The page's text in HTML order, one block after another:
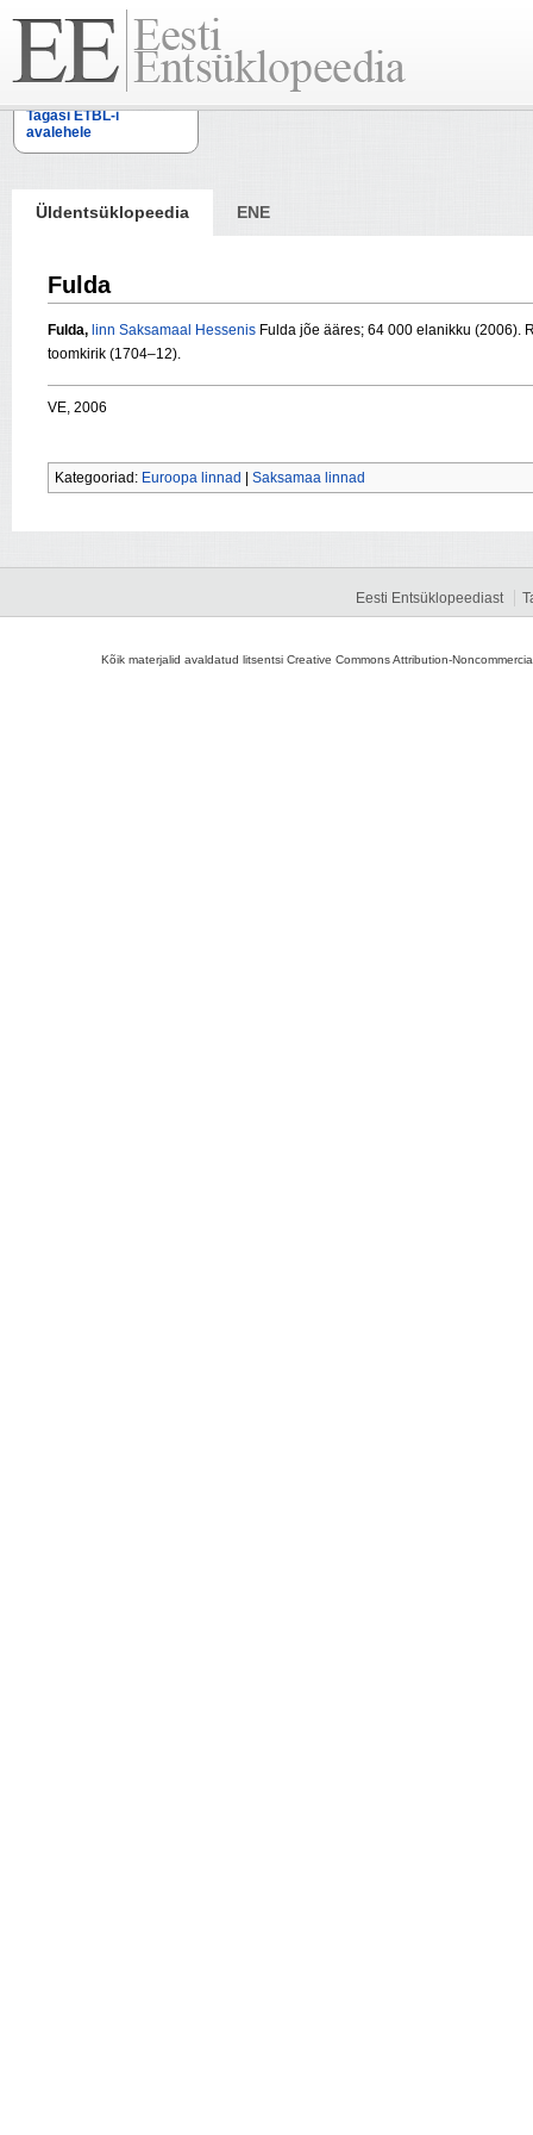
Tagasi ETBL-i
avalehele
Üldentsüklopeedia ENE
Fulda
Fulda, linn Saksamaal Hessenis Fulda jõe ääres; 64 000 elanikku (2006).
toomkirik (1704–12).
VE, 2006
Kategooriad: Euroopa linnad Saksamaa linnad
Eesti Entsüklopeediast
Kõik materjalid avaldatud litsentsi Creative Commons Attribution-